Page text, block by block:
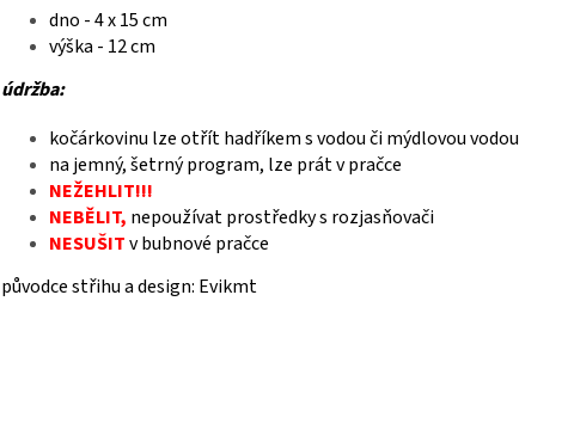
dno - 4 x 15 cm
výška - 12 cm
údržba:
kočárkovinu lze otřít hadříkem s vodou či mýdlovou vodou
na jemný, šetrný program, lze prát v pračce
NEŽEHLIT!!!
NEBĚLIT, nepoužívat prostředky s rozjasňovači
NESUŠITv bubnové pračce
původce střihu a design: Evikmt